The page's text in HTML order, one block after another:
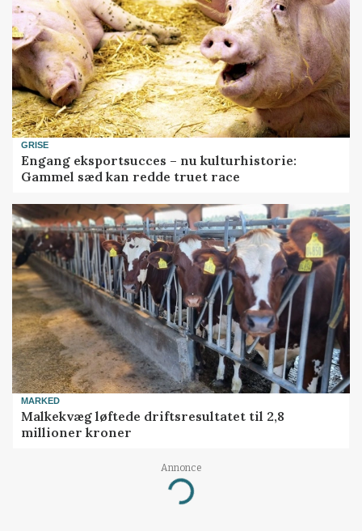
GRISE
Engang eksportsucces – nu kulturhistorie:
Gammel sæd kan redde truet race
MARKED
Malkekvæg løftede driftsresultatet til 2,8
millioner kroner
Annonce
Loading...